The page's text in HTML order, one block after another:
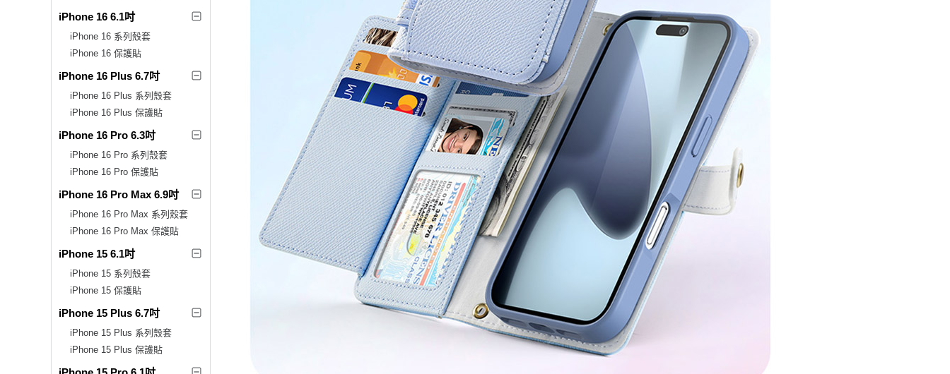
iPhone 16 6.1吋
iPhone 16 系列殼套
iPhone 16 保護貼
iPhone 16 Plus 6.7吋
iPhone 16 Plus 系列殼套
iPhone 16 Plus 保護貼
iPhone 16 Pro 6.3吋
iPhone 16 Pro 系列殼套
iPhone 16 Pro 保護貼
iPhone 16 Pro Max 6.9吋
iPhone 16 Pro Max 系列殼套
iPhone 16 Pro Max 保護貼
iPhone 15 6.1吋
iPhone 15 系列殼套
iPhone 15 保護貼
iPhone 15 Plus 6.7吋
iPhone 15 Plus 系列殼套
iPhone 15 Plus 保護貼